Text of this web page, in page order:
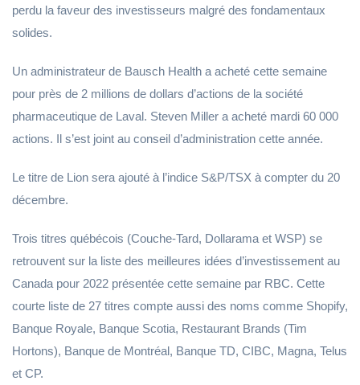
perdu la faveur des investisseurs malgré des fondamentaux
solides.
Un administrateur de Bausch Health a acheté cette semaine
pour près de 2 millions de dollars d’actions de la société
pharmaceutique de Laval. Steven Miller a acheté mardi 60 000
actions. Il s’est joint au conseil d’administration cette année.
Le titre de Lion sera ajouté à l’indice S&P/TSX à compter du 20
décembre.
Trois titres québécois (Couche-Tard, Dollarama et WSP) se
retrouvent sur la liste des meilleures idées d’investissement au
Canada pour 2022 présentée cette semaine par RBC. Cette
courte liste de 27 titres compte aussi des noms comme Shopify,
Banque Royale, Banque Scotia, Restaurant Brands (Tim
Hortons), Banque de Montréal, Banque TD, CIBC, Magna, Telus
et CP.